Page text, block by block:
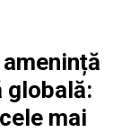
globală:
mai